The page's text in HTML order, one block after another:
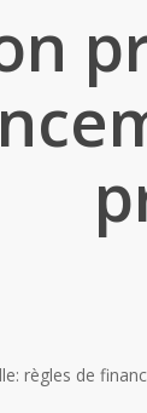
règles de